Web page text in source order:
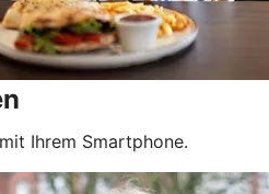
Ihrem Smartphone.